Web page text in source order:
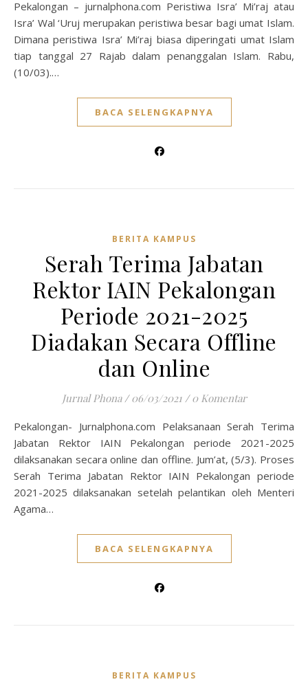
Pekalongan – jurnalphona.com Peristiwa Isra’ Mi’raj atau
Isra’ Wal ‘Uruj merupakan peristiwa besar bagi umat Islam.
Dimana peristiwa Isra’ Mi’raj biasa diperingati umat Islam
tiap tanggal 27 Rajab dalam penanggalan Islam. Rabu,
(10/03).…
BACA SELENGKAPNYA
BERITA KAMPUS
Serah Terima Jabatan
Rektor IAIN Pekalongan
Periode 2021-2025
Diadakan Secara Offline
dan Online
Jurnal Phona / 06/03/2021 / 0 Komentar
Pekalongan- Jurnalphona.com Pelaksanaan Serah Terima
Jabatan Rektor IAIN Pekalongan periode 2021-2025
dilaksanakan secara online dan offline. Jum’at, (5/3). Proses
Serah Terima Jabatan Rektor IAIN Pekalongan periode
2021-2025 dilaksanakan setelah pelantikan oleh Menteri
Agama…
BACA SELENGKAPNYA
BERITA KAMPUS